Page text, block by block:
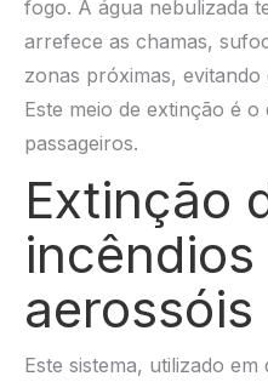
fogo. A água nebulizada
arrefece as chamas,
zonas próximas,
Este meio de extinção é
passageiros.
Extinção
aerossóis
Este sistema, utilizado